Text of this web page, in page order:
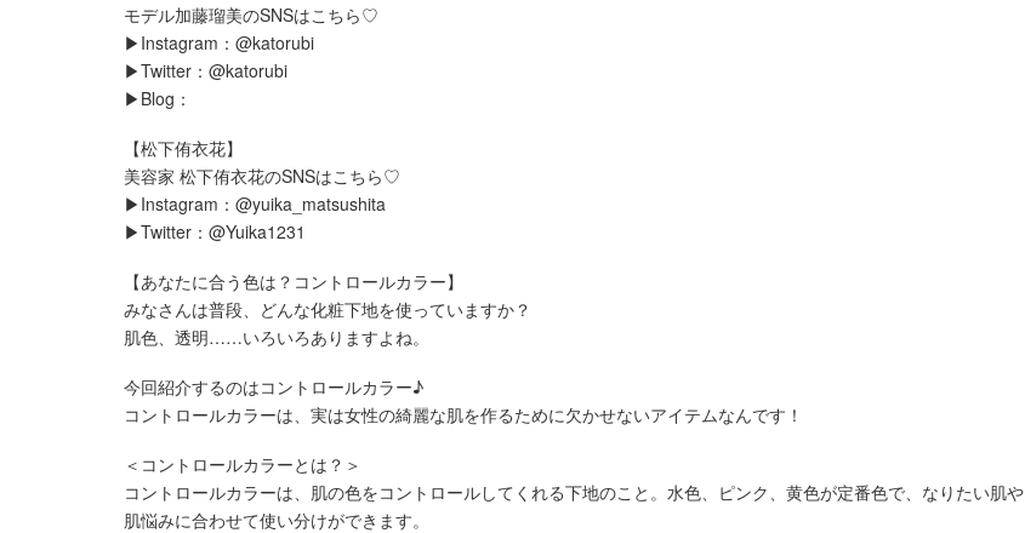
モデル加藤瑠美のSNSはこちら♡
▶︎Instagram：@katorubi
▶︎Twitter：@katorubi
▶︎Blog：
【松下侑衣花】
美容家 松下侑衣花のSNSはこちら♡
▶︎Instagram：@yuika_matsushita
▶︎Twitter：@Yuika1231
【あなたに合う色は？コントロールカラー】
みなさんは普段、どんな化粧下地を使っていますか？
肌色、透明……いろいろありますよね。
今回紹介するのはコントロールカラー♪
コントロールカラーは、実は女性の綺麗な肌を作るために欠かせないアイテムなんです！
＜コントロールカラーとは？＞
コントロールカラーは、肌の色をコントロールしてくれる下地のこと。水色、ピンク、黄色が定番色で、なりたい肌や
肌悩みに合わせて使い分けができます。